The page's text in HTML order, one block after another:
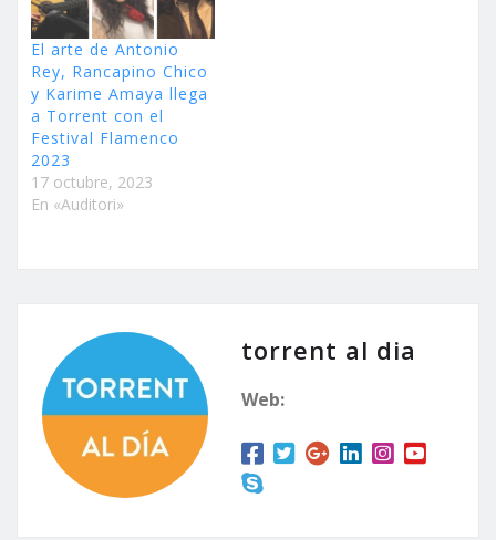
El arte de Antonio
Rey, Rancapino Chico
y Karime Amaya llega
a Torrent con el
Festival Flamenco
2023
17 octubre, 2023
En «Auditori»
torrent al dia
Web: